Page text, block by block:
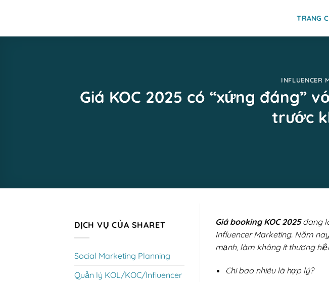
TRANG
INFLUENCER
Giá KOC 2025 có “xứng đáng”
trước
DỊCH VỤ CỦA SHARET
Social Marketing Planning
Quản lý KOL/KOC/Influencer
Giá booking KOC 2025đang
Influencer Marketing. Năm
mạnh, làm không ít thương
Chi bao nhiêu là hợp lý?